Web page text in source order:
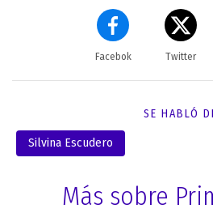
Facebok Twitter
SE HABLÓ
Silvina Escudero
Más sobre